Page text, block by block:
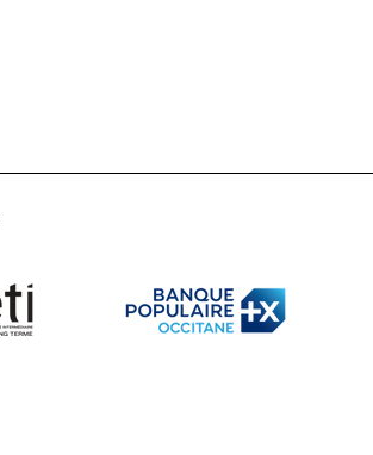
L’IA en pratique dans les